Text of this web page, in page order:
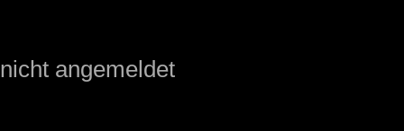
nicht angemeldet